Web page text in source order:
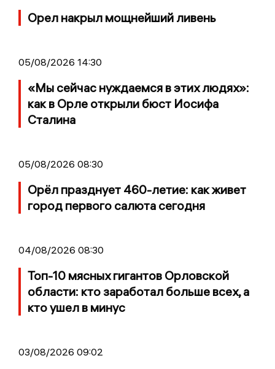
Орел накрыл мощнейший ливень
05/08/2026 14:30
«Мы сейчас нуждаемся в этих людях»:
как в Орле открыли бюст Иосифа
Сталина
05/08/2026 08:30
Орёл празднует 460-летие: как живет
город первого салюта сегодня
04/08/2026 08:30
Топ-10 мясных гигантов Орловской
области: кто заработал больше всех, а
кто ушел в минус
03/08/2026 09:02